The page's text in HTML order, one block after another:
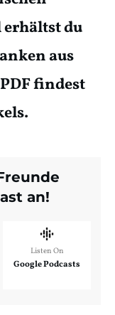
du
aus
findest
an!
Listen On
Google Podcasts